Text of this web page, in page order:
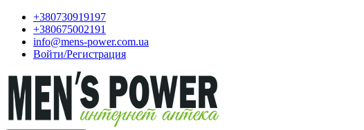
+380730919197
+380675002191
info@mens-power.com.ua
Войти/Регистрация